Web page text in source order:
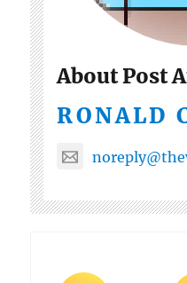
About Post
RONALD